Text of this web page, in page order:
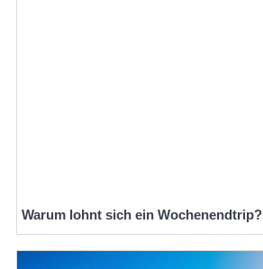
Warum lohnt sich ein Wochenendtrip?